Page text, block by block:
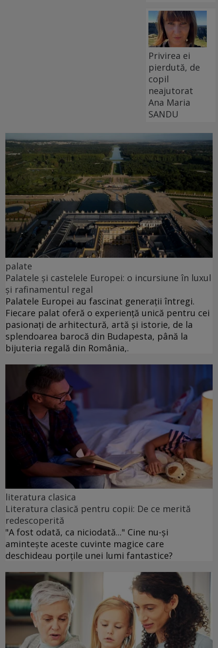
Privirea ei
pierdută, de
copil
neajutorat
Ana Maria
SANDU
palate
Palatele și castelele Europei: o incursiune în luxul
și rafinamentul regal
Palatele Europei au fascinat generații întregi.
Fiecare palat oferă o experiență unică pentru cei
pasionați de arhitectură, artă și istorie, de la
splendoarea barocă din Budapesta, până la
bijuteria regală din România,.
literatura clasica
Literatura clasică pentru copii: De ce merită
redescoperită
"A fost odată, ca niciodată..." Cine nu-și
amintește aceste cuvinte magice care
deschideau porțile unei lumi fantastice?